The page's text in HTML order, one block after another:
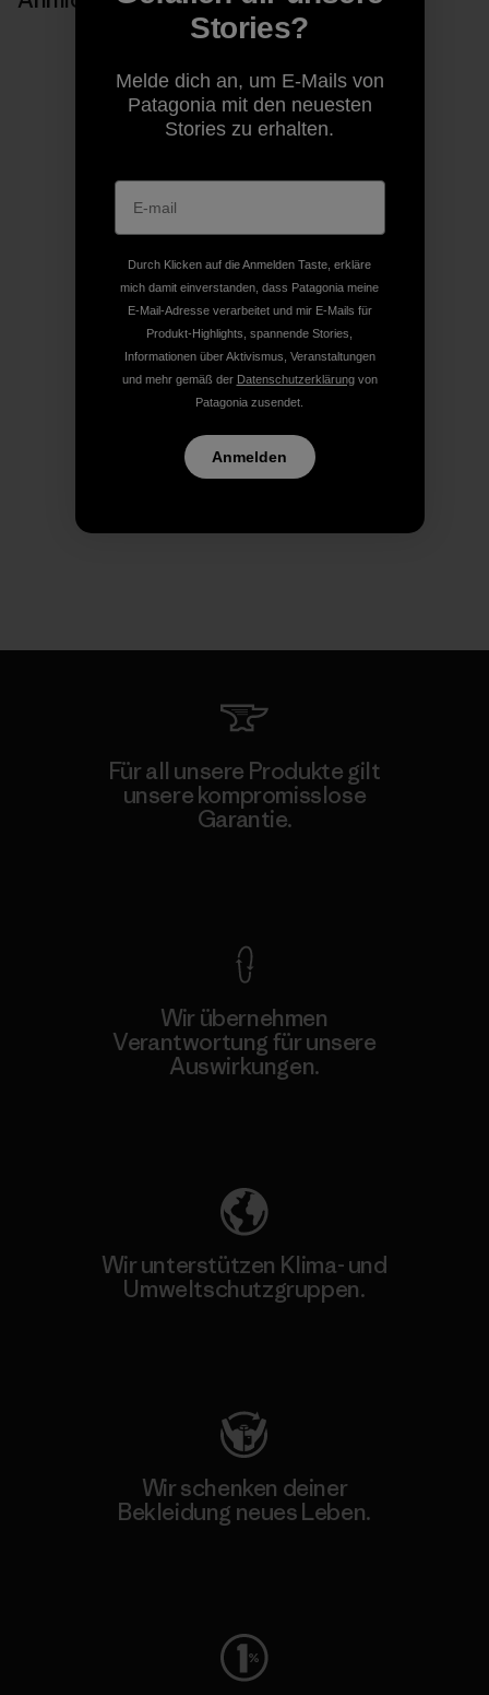
Für all unsere Produkte gilt
unsere kompromisslose
Garantie.
Wir übernehmen
Verantwortung für unsere
Auswirkungen.
Wir unterstützen Klima- und
Umweltschutzgruppen.
Wir schenken deiner
Bekleidung neues Leben.
Stories?
Melde dich an, um E-Mails von
Patagonia mit den neuesten
Stories zu erhalten.
Durch Klicken auf die Anmelden Taste, erkläre
mich damit einverstanden, dass Patagonia meine
E-Mail-Adresse verarbeitet und mir E-Mails für
Produkt-Highlights, spannende Stories,
Informationen über Aktivismus, Veranstaltungen
und mehr gemäß der Datenschutzerklärungvon
Patagonia zusendet.
Anmelden